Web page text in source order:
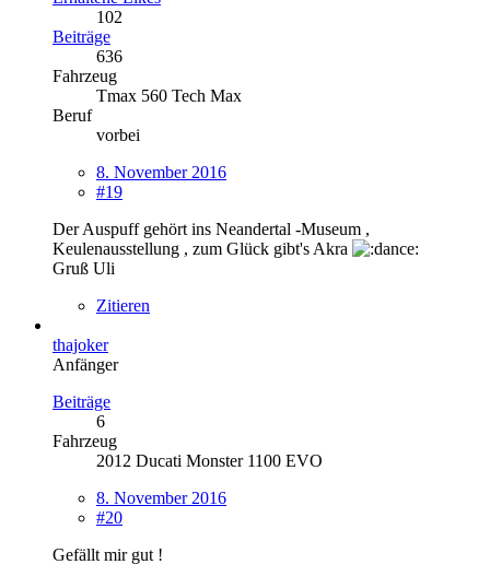
102
Beiträge
636
Fahrzeug
Tmax 560 Tech Max
Beruf
vorbei
8. November 2016
#19
Der Auspuff gehört ins Neandertal -Museum ,
Keulenausstellung , zum Glück gibt's Akra
Gruß Uli
Zitieren
thajoker
Anfänger
Beiträge
6
Fahrzeug
2012 Ducati Monster 1100 EVO
8. November 2016
#20
Gefällt mir gut !